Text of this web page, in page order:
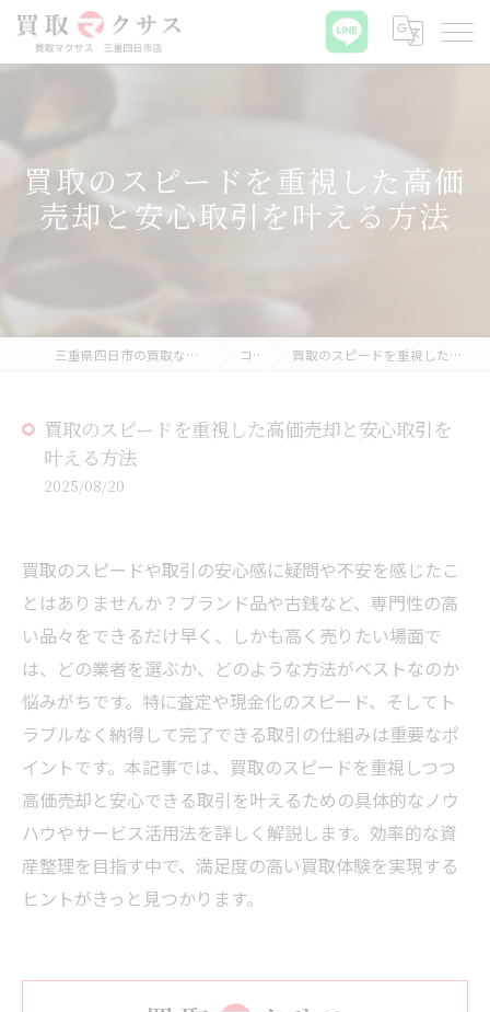
買取のスピードを重視した高価
売却と安心取引を叶える方法
三重県四日市の買取なら買取マクサス 三重四日市店 コラム 買取のスピードを重視した高価売却と安心取引を叶える方法
買取のスピードを重視した高価売却と安心取引を
叶える方法
2025/08/20
買取のスピードや取引の安心感に疑問や不安を感じたこ
とはありませんか？ブランド品や古銭など、専門性の高
い品々をできるだけ早く、しかも高く売りたい場面で
は、どの業者を選ぶか、どのような方法がベストなのか
悩みがちです。特に査定や現金化のスピード、そしてト
ラブルなく納得して完了できる取引の仕組みは重要なポ
イントです。本記事では、買取のスピードを重視しつつ
高価売却と安心できる取引を叶えるための具体的なノウ
ハウやサービス活用法を詳しく解説します。効率的な資
産整理を目指す中で、満足度の高い買取体験を実現する
ヒントがきっと見つかります。